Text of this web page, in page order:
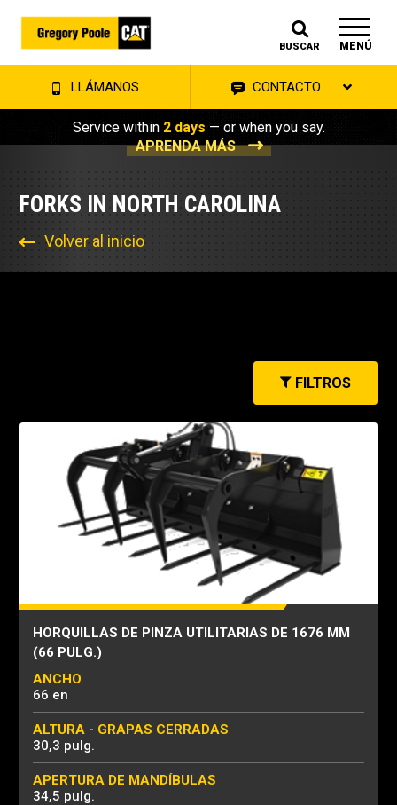
BUSCAR MENÚ
LLÁMANOS CONTACTO
Service within 2 days — or when you say.
APRENDA MÁS
FORKS IN NORTH CAROLINA
Volver al inicio
FILTROS
HORQUILLAS DE PINZA UTILITARIAS DE 1676 MM
(66 PULG.)
ANCHO
66 en
ALTURA - GRAPAS CERRADAS
30,3 pulg.
APERTURA DE MANDÍBULAS
34,5 pulg.